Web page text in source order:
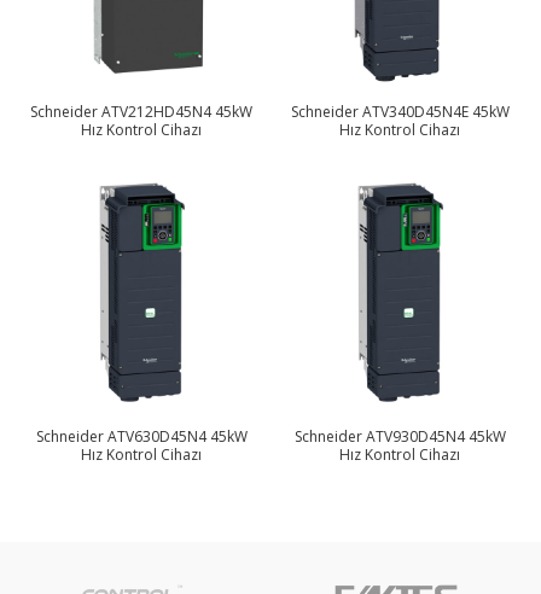
Schneider ATV212HD45N4 45kW
Hız Kontrol Cihazı
Schneider ATV340D45N4E 45kW
Hız Kontrol Cihazı
Schneider ATV630D45N4 45kW
Hız Kontrol Cihazı
Schneider ATV930D45N4 45kW
Hız Kontrol Cihazı